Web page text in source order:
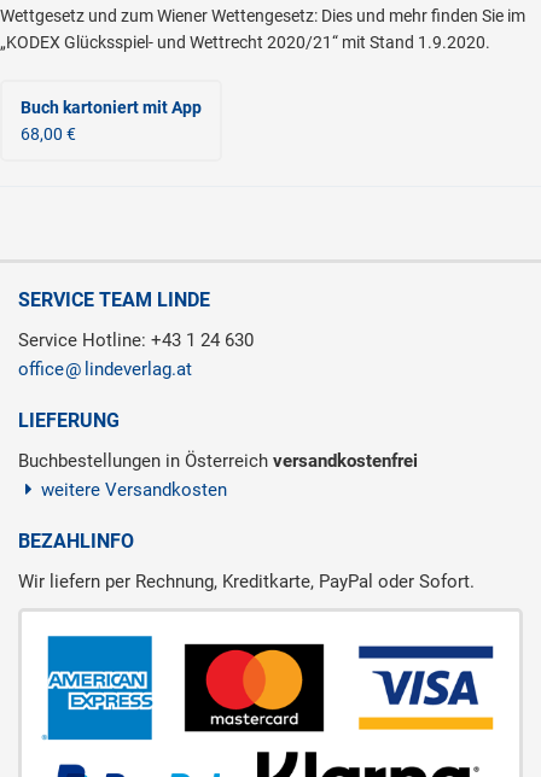
Wettgesetz und zum Wiener Wettengesetz: Dies und mehr finden Sie im
„KODEX Glücksspiel- und Wettrecht 2020/21“ mit Stand 1.9.2020.
Buch kartoniertmit App
68,00 €
SERVICE TEAM LINDE
Service Hotline: +43 1 24 630
office
lindeverlag.at
LIEFERUNG
Buchbestellungen in Österreich versandkostenfrei
weitere Versandkosten
BEZAHLINFO
Wir liefern per Rechnung, Kreditkarte, PayPal oder Sofort.